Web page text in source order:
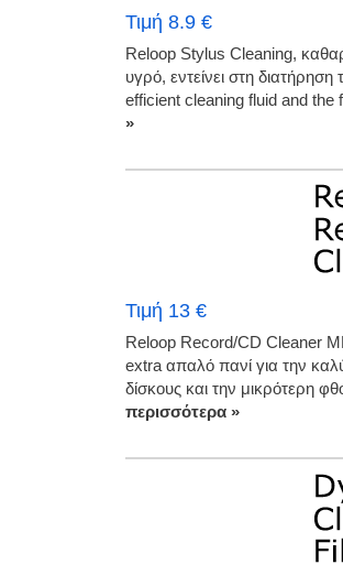
Τιμή 8.9 €
Reloop Stylus Cleaning,
υγρό, εντείνει στη
efficient cleaning fluid and the
»
Τιμή 13 €
Reloop Record/CD Cleaner
extra απαλό πανί για την
δίσκους και την μικρότερη
περισσότερα »